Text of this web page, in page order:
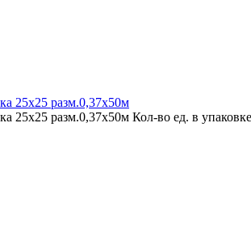
25х25 разм.0,37х50м
25х25 разм.0,37х50м Кол-во ед. в